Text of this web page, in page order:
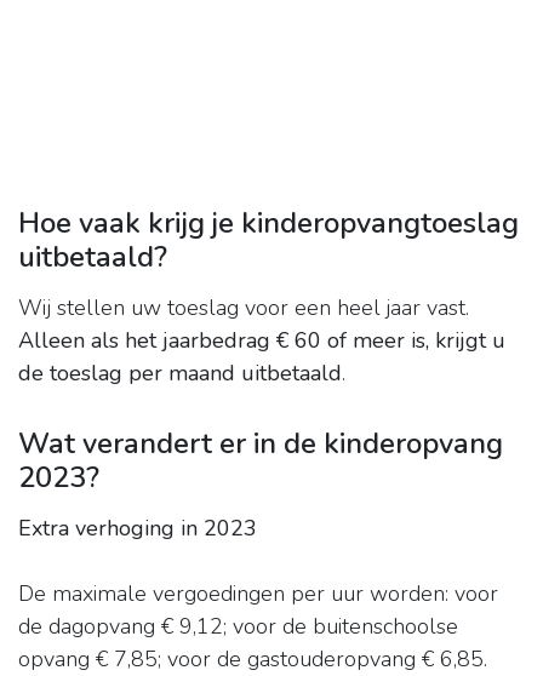
Hoe vaak krijg je kinderopvangtoeslag
uitbetaald?
Wij stellen uw toeslag voor een heel jaar vast.
Alleen als het jaarbedrag € 60 of meer is, krijgt u
de toeslag per maand uitbetaald.
Wat verandert er in de kinderopvang
2023?
Extra verhoging in 2023
De maximale vergoedingen per uur worden: voor
de dagopvang € 9,12; voor de buitenschoolse
opvang € 7,85; voor de gastouderopvang € 6,85.